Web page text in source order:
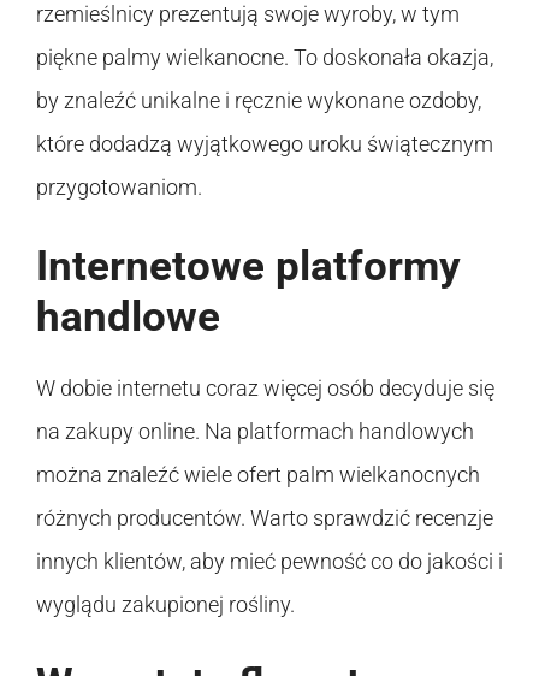
rzemieślnicy prezentują swoje wyroby, w tym
piękne palmy wielkanocne. To doskonała okazja,
by znaleźć unikalne i ręcznie wykonane ozdoby,
które dodadzą wyjątkowego uroku świątecznym
przygotowaniom.
Internetowe platformy
handlowe
W dobie internetu coraz więcej osób decyduje się
na zakupy online. Na platformach handlowych
można znaleźć wiele ofert palm wielkanocnych
różnych producentów. Warto sprawdzić recenzje
innych klientów, aby mieć pewność co do jakości i
wyglądu zakupionej rośliny.